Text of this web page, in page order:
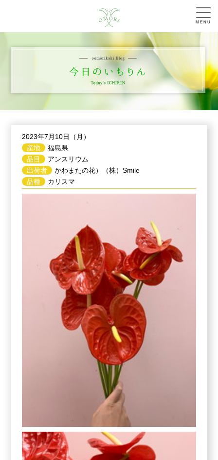
MENU
2023年7月10日（月）
産地
福島県
品目
アンスリウム
出荷者
かわまたの花）（株）Smile
品種
カリスマ